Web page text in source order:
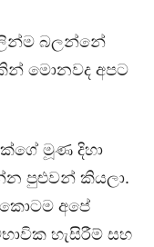
බලන්නේ
මොනවද අපට
මූණ දිහා
පුළුවන් කියලා.
අපේ
හැසිරීම් සහ